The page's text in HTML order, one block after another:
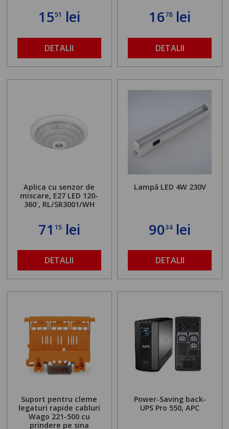
1551 lei
DETALII
1678lei
DETALII
Aplica cu senzor de
miscare, E27 LED 120-
360', RL/SR3001/WH
71 15lei
DETALII
Lampă LED 4W 230V
9034lei
DETALII
Suport pentru cleme
legaturi rapide cabluri
Wago 221-500 cu
prindere pe sina
Power-Saving back-
UPS Pro 550, APC